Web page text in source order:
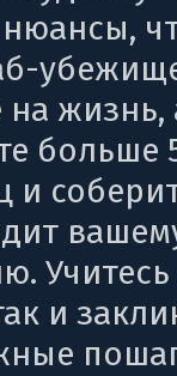
нюансы,
на жизнь,
больше
и
Учитесь
и